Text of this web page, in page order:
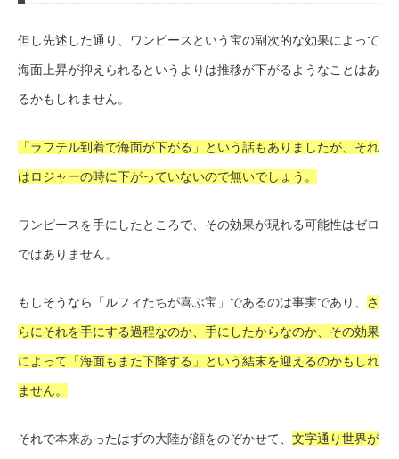
但し先述した通り、ワンピースという宝の副次的な効果によって
海面上昇が抑えられるというよりは推移が下がるようなことはあ
るかもしれません。
「ラフテル到着で海面が下がる」という話もありましたが、それ
はロジャーの時に下がっていないので無いでしょう。
ワンピースを手にしたところで、その効果が現れる可能性はゼロ
ではありません。
もしそうなら「ルフィたちが喜ぶ宝」であるのは事実であり、 さ
らにそれを手にする過程なのか、手にしたからなのか、その効果
によって「海面もまた下降する」という結末を迎えるのかもしれ
ません。
それで本来あったはずの大陸が顔をのぞかせて、 文字通り世界が